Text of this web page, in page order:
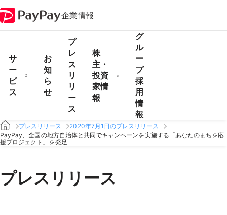
企業情報
サ
ー
ビ
ス
お
知
ら
せ
プ
レ
ス
リ
リ
ー
ス
株
主・
投資
家情
報
グ
ル
ー
プ
採
用
情
報
プレスリリース
2020年7月1日のプレスリリース
PayPay、全国の地方自治体と共同でキャンペーンを実施する「あなたのまちを応
援プロジェクト」を発足
プレスリリース